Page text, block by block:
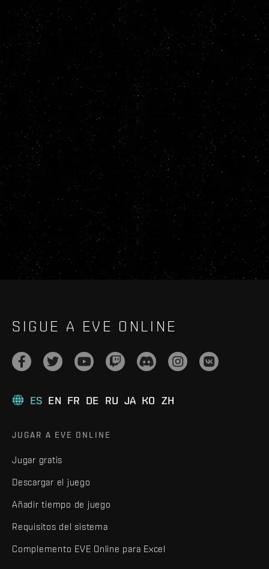
SIGUE A EVE ONLINE
ES EN FR DE RU JA KO ZH
JUGAR A EVE ONLINE
Jugar gratis
Descargar el juego
Añadir tiempo de juego
Requisitos del sistema
Complemento EVE Online para Excel